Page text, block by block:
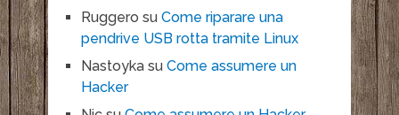
Ruggero su Come riparare una
pendrive USB rotta tramite Linux
Nastoykasu Come assumere un
Hacker